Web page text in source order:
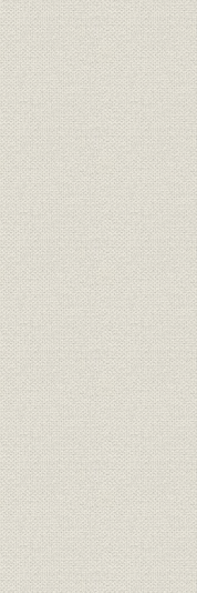
1. 条約改正
2. 第2次電話拡張
第2節 日本電気株
1. 日本初の外資
2. 設立初期の業
第3節 経営基盤の
1. 第2次電話拡
2. 組織と人材
3. 販売戦略
4. 工場改革と生
5. 技術の蓄積
6. WE社の管理と
第4節 経営状況の推